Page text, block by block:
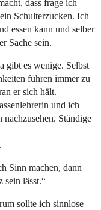
dass frage ich
Schulterzucken. Ich
essen kann und selber
Sache sein.
gibt es wenige. Selbst
führen immer zu
er sich hält.
und ich
nachzusehen. Ständige
Sinn machen, dann
sein lässt.“
sollte ich sinnlose